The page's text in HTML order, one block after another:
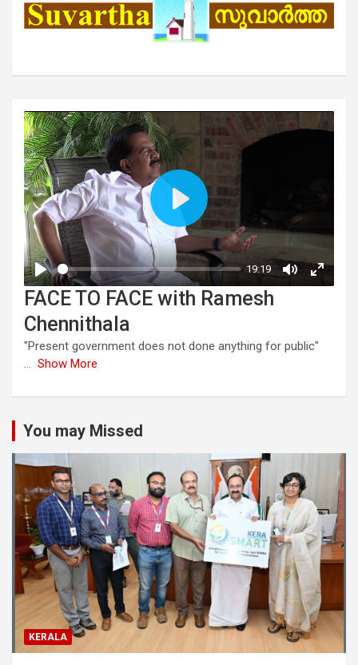
FACE TO FACE with Ramesh
Chennithala
"Present government does not done anything for public"
... Show More
You may Missed
KERALA